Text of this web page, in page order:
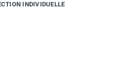
INDIVIDUELLE